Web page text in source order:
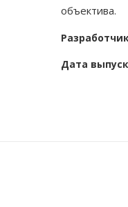
объектива.
Дата